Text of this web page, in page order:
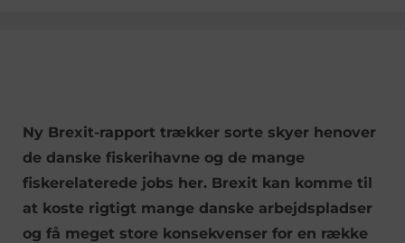
Ny Brexit-rapport trækker sorte skyer henover
de danske fiskerihavne og de mange
fiskerelaterede jobs her. Brexit kan komme til
at koste rigtigt mange danske arbejdspladser
og få meget store konsekvenser for en række